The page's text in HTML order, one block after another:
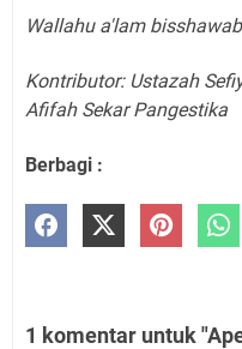
Wallahu a'lam
Kontributor: Ustazah
Afifah Sekar Pangestika
Berbagi :
1 komentar untuk